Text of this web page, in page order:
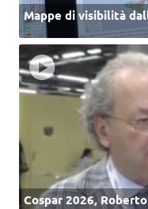
Mappe di visibilità
Cospar 2026,